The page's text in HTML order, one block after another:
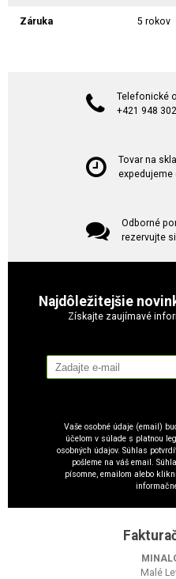
Záruka 5 rokov
Telefonické
+421 948
Tovar na
expedujeme
Odborné
rezervujte
Najdôležitejšie
Získajte zaujímavé
Vaše osobné údaje (email)
účelom v súlade s platnou
osobných údajov. Súhlas
pošleme na váš email.
písomne, emailom alebo
Malé